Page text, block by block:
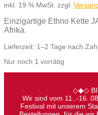
inkl. 19 % MwSt. zzgl.
Einzigartige Ethno Kette
Afrika.
Lieferzeit: 1–2 Tage nach
Nur noch 1 vorrätig
◇◆◇
Wir sind vom 11..-
Festival mit unserem